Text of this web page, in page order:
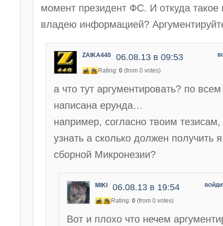
момент президент ФС. И откуда такое
владею информацией?
ZAIKA440 06.08.13 в 09:53
Rating: 0 (from 0 votes)
а что тут аргументировать? по
написана ерунда…
например, согласно твоим
узнать а сколько должен получить
сборной Микронезии?
MIKI 06.08.13 в 19:54
Rating: 0 (from 0 votes)
Вот и плохо что нечем